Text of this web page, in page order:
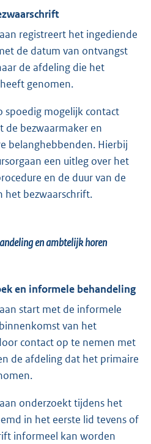
registreert het ingediende
de datum van ontvangst
de afdeling die het
genomen.
spoedig mogelijk contact
de bezwaarmaker en
belanghebbenden. Hierbij
een uitleg over het
en de duur van de
het bezwaarschrift.
en ambtelijk horen
en informele behandeling
start met de informele
van het
contact op te nemen met
de afdeling dat het primaire
onderzoekt tijdens het
in het eerste lid tevens of
informeel kan worden